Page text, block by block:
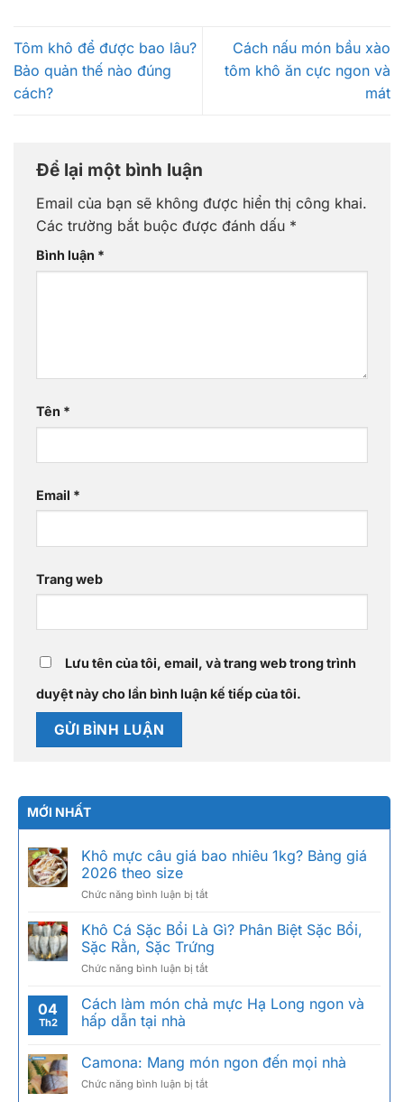
Tôm khô để được bao lâu?
Bảo quản thế nào đúng
cách?
Cách nấu món bầu xào
tôm khô ăn cực ngon và
mát
Để lại một bình luận
Email của bạn sẽ không được hiển thị công khai.
Các trường bắt buộc được đánh dấu *
Bình luận *
Tên *
Email *
Trang web
Lưu tên của tôi, email, và trang web trong trình
duyệt này cho lần bình luận kế tiếp của tôi.
MỚI NHẤT
Khô mực câu giá bao nhiêu 1kg? Bảng giá
2026 theo size
Chức năng bình luận bị tắtở
mực
câu
giá
bao
1kg?
theo
Khô Cá Sặc Bổi Là Gì? Phân Biệt Sặc Bổi,
Sặc Rằn, Sặc Trứng
Chức năng bình luận bị tắtở
Cá
Gì?
Biệt
04
Th2
Cách làm món chả mực Hạ Long ngon và
hấp dẫn tại nhà
Camona: Mang món ngon đến mọi nhà
Chức năng bình luận bị tắtở